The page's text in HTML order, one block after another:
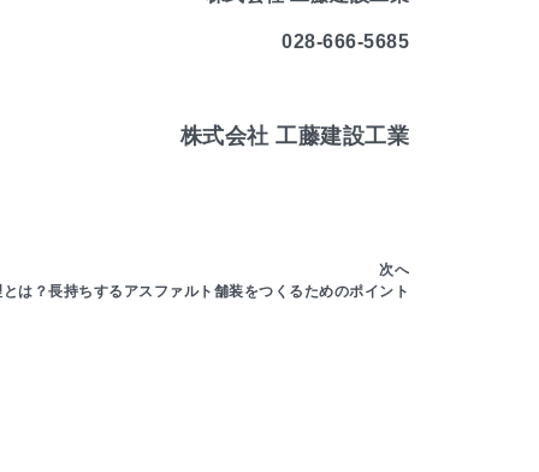
028-666-5685
株式会社 工藤建設工業
次へ
とは？長持ちするアスファルト舗装をつくるためのポイント